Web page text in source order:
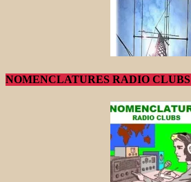
NOMENCLATURES RADIO CLUBS